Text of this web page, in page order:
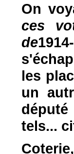
On
ces
de
les
un
tels...